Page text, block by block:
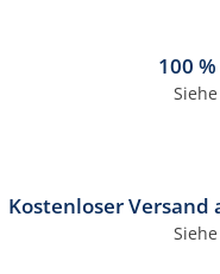
100
Kostenloser Versand